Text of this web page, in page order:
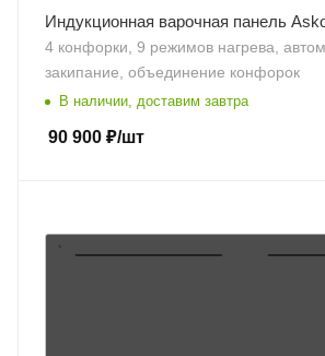
Индукционная варочная панель
4 конфорки, 9 режимов нагрева,
закипание, объединение конфорок
В наличии, доставим завтра
90 900 ₽/шт